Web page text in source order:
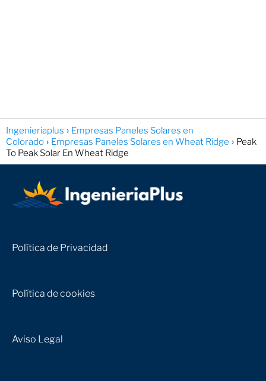
Ingenieriaplus
Empresas Paneles Solares en
Colorado
Empresas Paneles Solares en Wheat Ridge
Peak
To Peak Solar En Wheat Ridge
Política de Privacidad
Política de cookies
Aviso Legal